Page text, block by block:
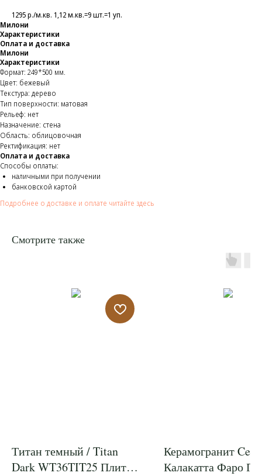
1295 р./м.кв. 1,12 м.кв.=9 шт.=1 уп.
Милони
Характеристики
Оплата и доставка
Милони
Характеристики
Формат: 249*500 мм.
Цвет: бежевый
Текстура: дерево
Тип поверхности: матовая
Рельеф: нет
Назначение: стена
Область: облицовочная
Ректификация: нет
Оплата и доставка
Способы оплаты:
наличными при получении
банковской картой
Подробнее о доставке и оплате читайте здесь
Смотрите также
Титан темный / Titan
Dark WT36TIT25 Плитка
Керамогранит
Калакатта Фаро